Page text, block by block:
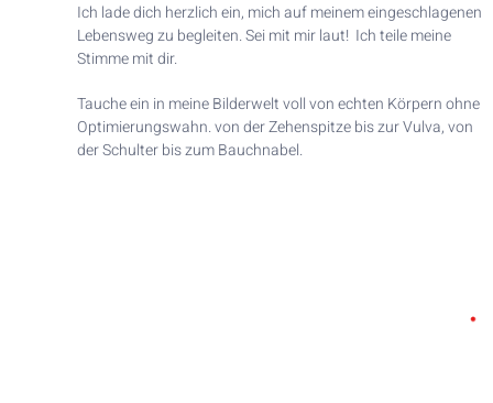
Ich lade dich herzlich ein, mich auf meinem eingeschlagenen
Lebensweg zu begleiten. Sei mit mir laut! Ich teile meine
Stimme mit dir.
Tauche ein in meine Bilderwelt voll von echten Körpern ohne
Optimierungswahn. von der Zehenspitze bis zur Vulva, von
der Schulter bis zum Bauchnabel.